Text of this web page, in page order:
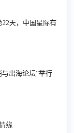
22天，中国星际有
与出海论坛”举行
缘